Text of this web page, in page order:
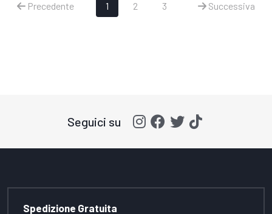
Precedente 1 2(Attuale)
3(Attuale) Successiva
Seguici su
Spedizione Gratuita